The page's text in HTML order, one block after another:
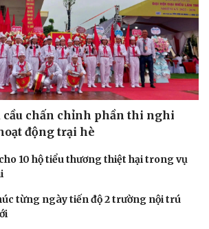
cầu chấn chỉnh phần thi nghi
động trại hè
10 hộ tiểu thương thiệt hại trong vụ
từng ngày tiến độ 2 trường nội trú